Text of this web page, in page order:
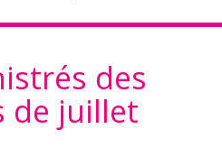
des
de juillet